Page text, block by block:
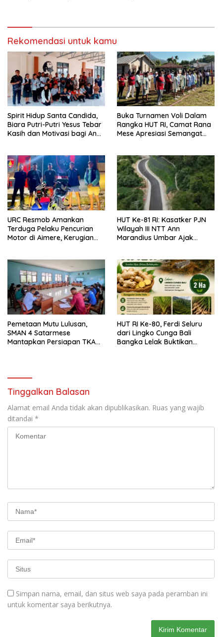
Rekomendasi untuk kamu
Spirit Hidup Santa Candida,
Biara Putri-Putri Yesus Tebar
Kasih dan Motivasi bagi Anak
Buka Turnamen Voli Dalam
Rangka HUT RI, Camat Rana
Mese Apresiasi Semangat
URC Resmob Amankan
Terduga Pelaku Pencurian
Motor di Aimere, Kerugian
HUT Ke-81 RI: Kasatker PJN
Wilayah III NTT Ann
Marandius Umbar Ajak
Pemetaan Mutu Lulusan,
SMAN 4 Satarmese
Mantapkan Persiapan TKA
HUT RI Ke-80, Ferdi Seluru
dari Lingko Cunga Bali
Bangka Lelak Buktikan
Tinggalkan Balasan
Alamat email Anda tidak akan dipublikasikan. Ruas yang wajib
ditandai *
Simpan nama, email, dan situs web saya pada peramban ini
untuk komentar saya berikutnya.